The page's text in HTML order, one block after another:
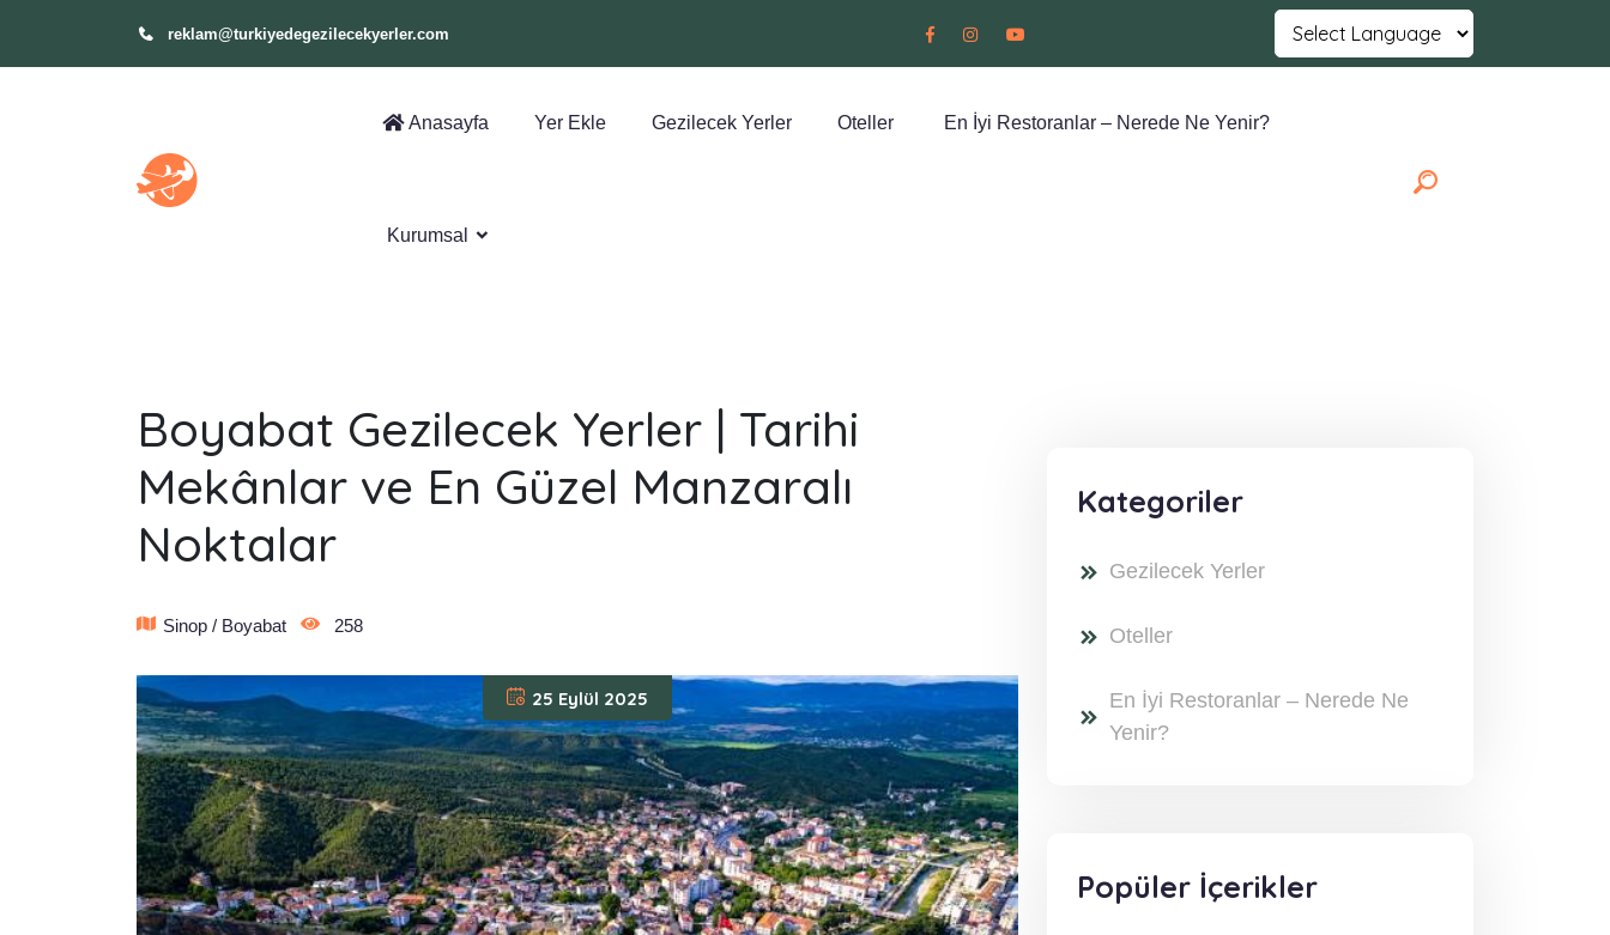
reklam@turkiyedegezilecekyerler.com
Anasayfa Yer Ekle Gezilecek Yerler Oteller En İyi Restoranlar – Nerede Ne Yenir?
Kurumsal
Boyabat Gezilecek Yerler | Tarihi
Mekânlar ve En Güzel Manzaralı
Noktalar
Sinop / Boyabat 258
25 Eylül 2025
Kategoriler
Gezilecek Yerler
Oteller
En İyi Restoranlar – Nerede Ne
Yenir?
Popüler İçerikler